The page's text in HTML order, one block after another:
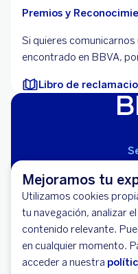
Mejoramos tu
Utilizamos cookies
tu navegación, analizar
contenido relevante.
en cualquier momento.
acceder a nuestra
Premios y
Si quieres comunicarnos
encontrado en BBVA,
Libro de
Cláusulas
Libro de
Banco BBVA
Av. República de